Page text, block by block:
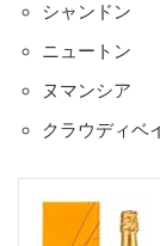
シャンドン
ニュートン
ヌマンシア
クラウディベ